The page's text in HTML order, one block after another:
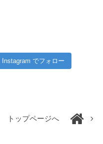
Instagram でフォロー
トップページへ